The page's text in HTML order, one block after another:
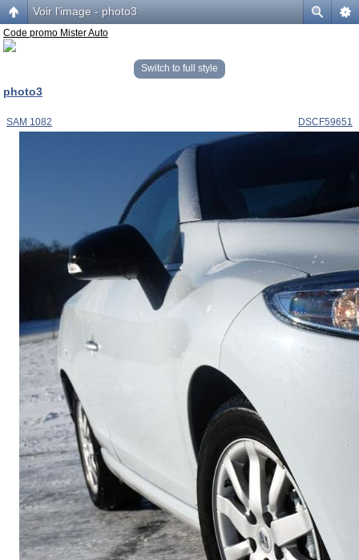
Voir l’image - photo3
Code promo Mister Auto
Switch to full style
photo3
SAM 1082 DSCF59651